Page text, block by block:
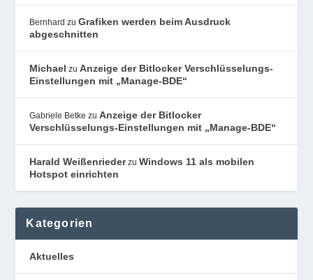
Bernhard zuGrafiken werden beim Ausdruck
abgeschnitten
Michael zuAnzeige der Bitlocker Verschlüsselungs-
Einstellungen mit „Manage-BDE“
Gabriele Betke zuAnzeige der Bitlocker
Verschlüsselungs-Einstellungen mit „Manage-BDE“
Harald WeißenriederzuWindows 11 als mobilen
Hotspot einrichten
Kategorien
Aktuelles